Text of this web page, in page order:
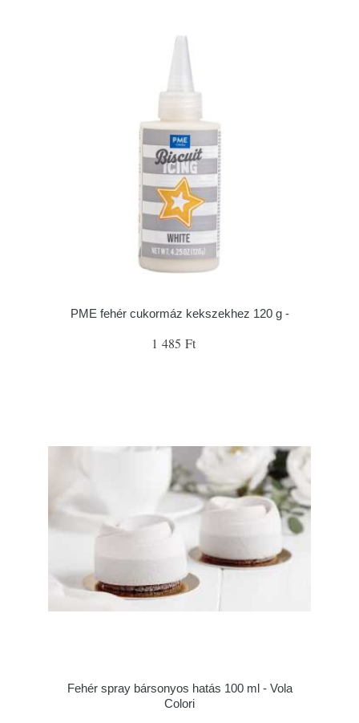
PME fehér cukormáz kekszekhez 120 g -
1 485 Ft
Fehér spray bársonyos hatás 100 ml - Vola
Colori